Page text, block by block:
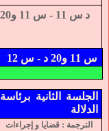
س 11 - س 11 و20 د
س 11 و20 د - س 12
الجلسة الثانية برئاسة
الدلالة
الترجمة : قضايا و إجراءات